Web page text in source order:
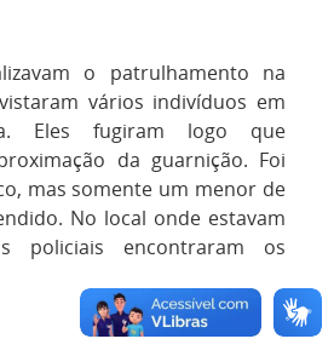
o patrulhamento na
vários indivíduos em
Eles fugiram logo que
da guarnição. Foi
mas somente um menor de
No local onde estavam
policiais encontraram os